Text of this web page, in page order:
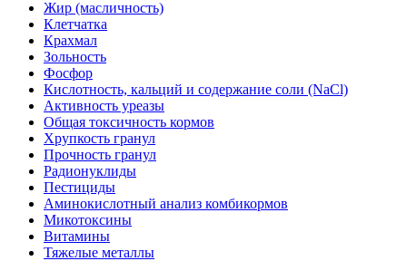
Жир (масличность)
Клетчатка
Крахмал
Зольность
Фосфор
Кислотность, кальций и содержание соли (NaCl)
Активность уреазы
Общая токсичность кормов
Хрупкость гранул
Прочность гранул
Радионуклиды
Пестициды
Аминокислотный анализ комбикормов
Микотоксины
Витамины
Тяжелые металлы